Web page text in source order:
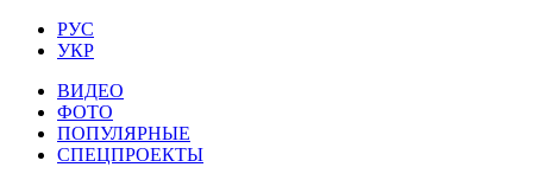
РУС
УКР
ВИДЕО
ФОТО
ПОПУЛЯРНЫЕ
СПЕЦПРОЕКТЫ